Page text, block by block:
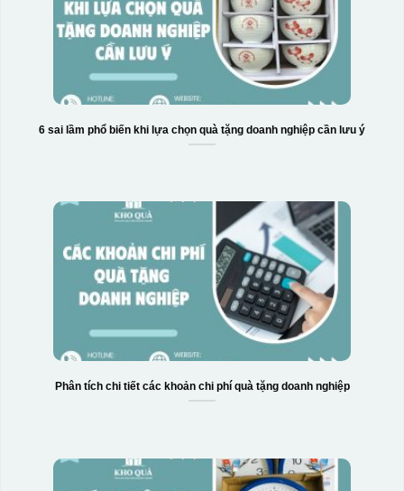
6 sai lầm phổ biến khi lựa chọn quà tặng doanh nghiệp cần lưu ý
Phân tích chi tiết các khoản chi phí quà tặng doanh nghiệp